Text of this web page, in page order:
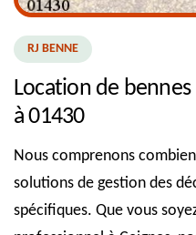
RJ BENNE
Location de
à 01430
Nous comprenons
solutions de gestion des
spécifiques. Que vous